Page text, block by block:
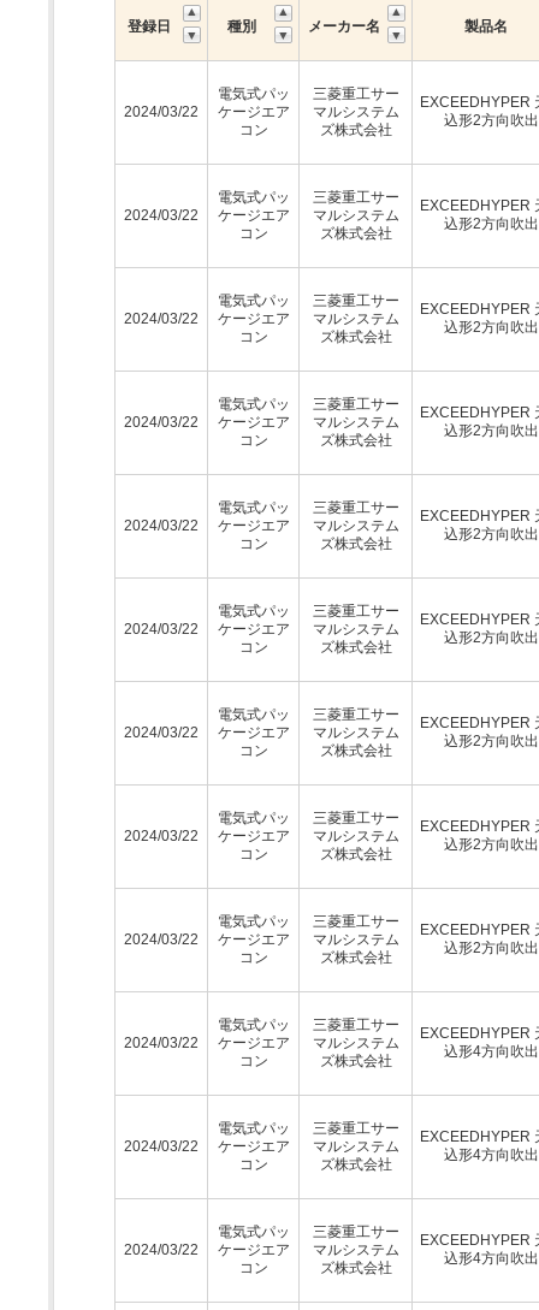
登録日 種別 メーカー名 製品名
2024/03/22
電気式パッ
ケージエア
コン
三菱重工サー
マルシステム
ズ株式会社
EXCEEDHYPER
込形2方向吹
2024/03/22
電気式パッ
ケージエア
コン
三菱重工サー
マルシステム
ズ株式会社
EXCEEDHYPER
込形2方向吹
2024/03/22
電気式パッ
ケージエア
コン
三菱重工サー
マルシステム
ズ株式会社
EXCEEDHYPER
込形2方向吹
2024/03/22
電気式パッ
ケージエア
コン
三菱重工サー
マルシステム
ズ株式会社
EXCEEDHYPER
込形2方向吹
2024/03/22
電気式パッ
ケージエア
コン
三菱重工サー
マルシステム
ズ株式会社
EXCEEDHYPER
込形2方向吹
2024/03/22
電気式パッ
ケージエア
コン
三菱重工サー
マルシステム
ズ株式会社
EXCEEDHYPER
込形2方向吹
2024/03/22
電気式パッ
ケージエア
コン
三菱重工サー
マルシステム
ズ株式会社
EXCEEDHYPER
込形2方向吹
2024/03/22
電気式パッ
ケージエア
コン
三菱重工サー
マルシステム
ズ株式会社
EXCEEDHYPER
込形2方向吹
2024/03/22
電気式パッ
ケージエア
コン
三菱重工サー
マルシステム
ズ株式会社
EXCEEDHYPER
込形2方向吹
2024/03/22
電気式パッ
ケージエア
コン
三菱重工サー
マルシステム
ズ株式会社
EXCEEDHYPER
込形4方向吹
2024/03/22
電気式パッ
ケージエア
コン
三菱重工サー
マルシステム
ズ株式会社
EXCEEDHYPER
込形4方向吹
2024/03/22
電気式パッ
ケージエア
コン
三菱重工サー
マルシステム
ズ株式会社
EXCEEDHYPER
込形4方向吹